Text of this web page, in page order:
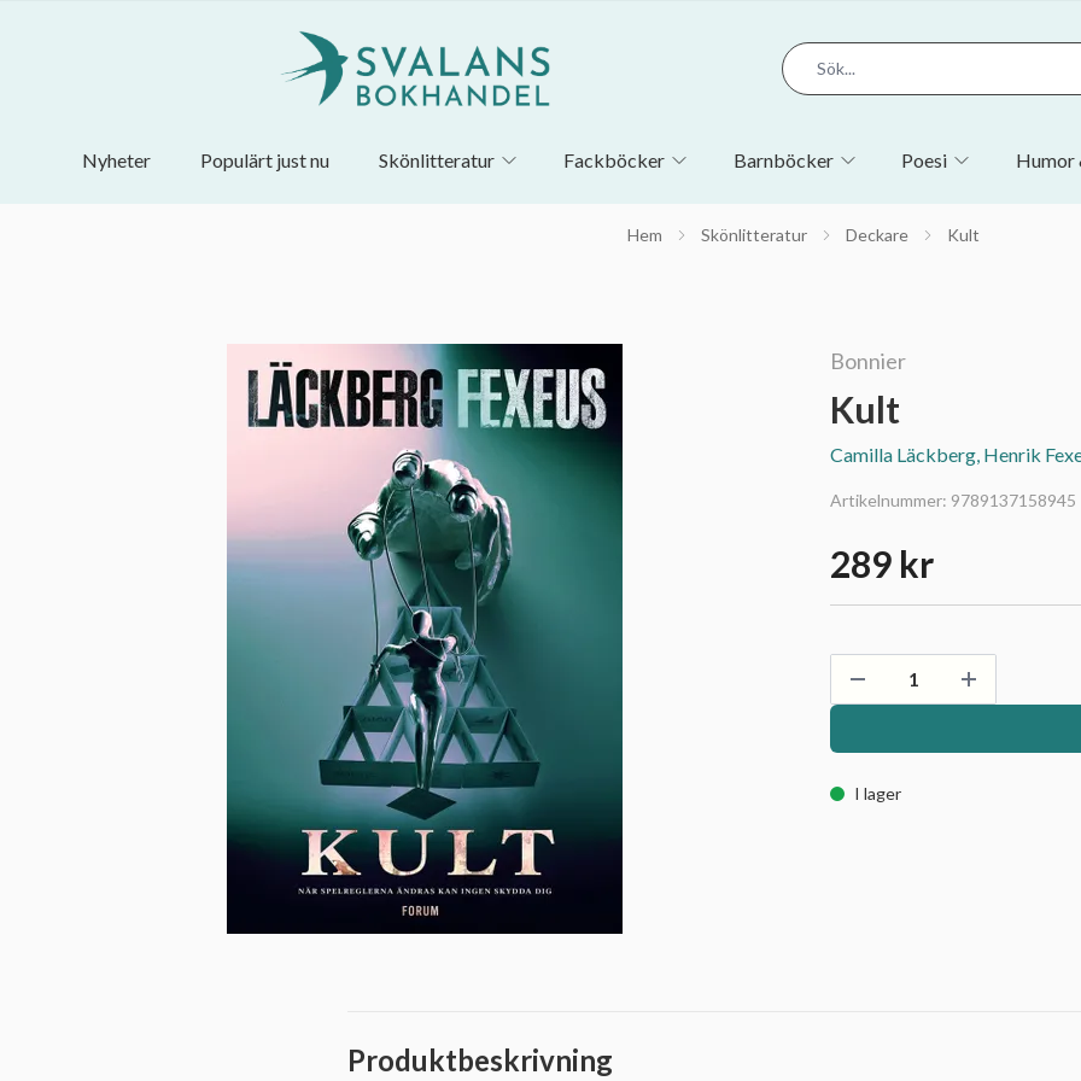
Nyheter Populärt just nu Skönlitteratur Fackböcker Barnböcker Poesi Humor
Hem Skönlitteratur Deckare Kult
Bonnier
Kult
Camilla Läckberg, Henrik
Artikelnummer: 9789137158945
289 kr
I lager
Produktbeskrivning